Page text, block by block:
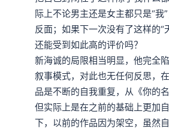
际上不论男主还是女主都只是“我
反面；如果下一次没有了这样的“
还能受到如此高的评价吗？
新海诚的局限相当明显，他完全
叙事模式，对此也无任何反思，
品是不断的自我重复，从《你的
但实际上是在之前的基础上更加
下，以前的作品因为架空，虽然